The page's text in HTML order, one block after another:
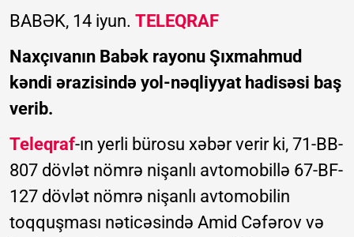
BABƏK, 14 iyun. TELEQRAF
Naxçıvanın Babək rayonu Şıxmahmud
kəndi ərazisində yol-nəqliyyat hadisəsi baş
verib.
Teleqraf-ın yerli bürosu xəbər verir ki, 71-BB-
807 dövlət nömrə nişanlı avtomobillə 67-BF-
127 dövlət nömrə nişanlı avtomobilin
toqquşması nəticəsində Amid Cəfərov və